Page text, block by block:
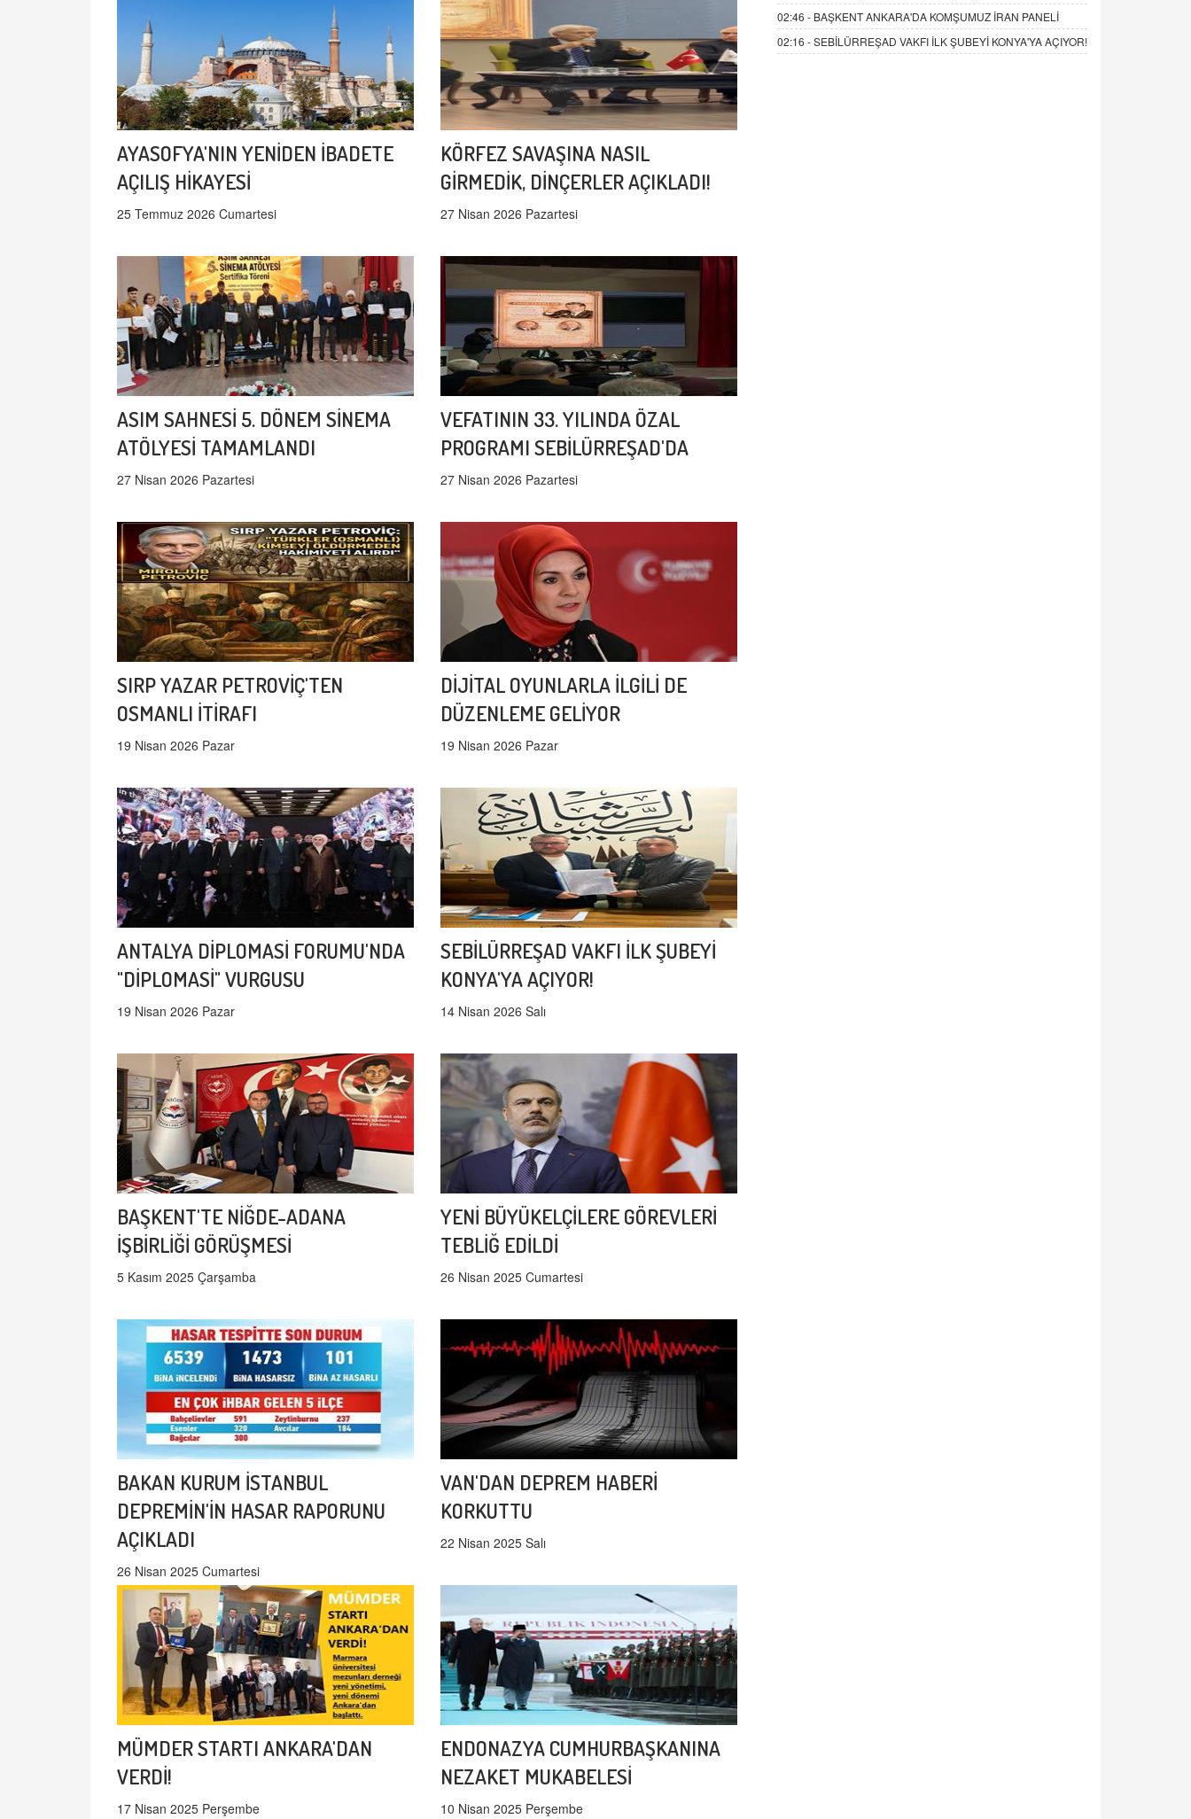
AYASOFYA'NIN YENİDEN İBADETE
AÇILIŞ HİKAYESİ
25 Temmuz 2026 Cumartesi
KÖRFEZ SAVAŞINA NASIL
GİRMEDİK, DİNÇERLER AÇIKLADI!
27 Nisan 2026 Pazartesi
ASIM SAHNESİ 5. DÖNEM SİNEMA
ATÖLYESİ TAMAMLANDI
27 Nisan 2026 Pazartesi
VEFATININ 33. YILINDA ÖZAL
PROGRAMI SEBİLÜRREŞAD'DA
27 Nisan 2026 Pazartesi
SIRP YAZAR PETROVİÇ'TEN
OSMANLI İTİRAFI
19 Nisan 2026 Pazar
DİJİTAL OYUNLARLA İLGİLİ DE
DÜZENLEME GELİYOR
19 Nisan 2026 Pazar
ANTALYA DİPLOMASİ FORUMU'NDA
"DİPLOMASİ" VURGUSU
19 Nisan 2026 Pazar
SEBİLÜRREŞAD VAKFI İLK ŞUBEYİ
KONYA'YA AÇIYOR!
14 Nisan 2026 Salı
BAŞKENT'TE NİĞDE-ADANA
İŞBİRLİĞİ GÖRÜŞMESİ
5 Kasım 2025 Çarşamba
YENİ BÜYÜKELÇİLERE GÖREVLERİ
TEBLİĞ EDİLDİ
26 Nisan 2025 Cumartesi
BAKAN KURUM İSTANBUL
DEPREMİN'İN HASAR RAPORUNU
AÇIKLADI
26 Nisan 2025 Cumartesi
VAN'DAN DEPREM HABERİ
KORKUTTU
22 Nisan 2025 Salı
MÜMDER STARTI ANKARA'DAN
VERDİ!
17 Nisan 2025 Perşembe
ENDONAZYA CUMHURBAŞKANINA
NEZAKET MUKABELESİ
10 Nisan 2025 Perşembe
02:46 - BAŞKENT ANKARA'DA KOMŞUMUZ İRAN PANELİ
02:16 -SEBİLÜRREŞAD VAKFI İLK ŞUBEYİ KONYA'YA AÇIYOR!